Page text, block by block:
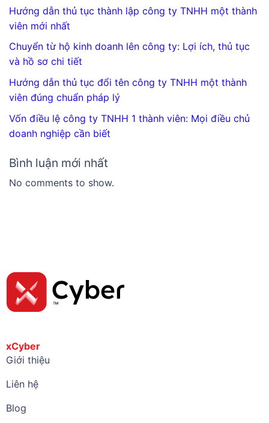
Hướng dẫn thủ tục thành lập công ty TNHH một thành
viên mới nhất
Chuyển từ hộ kinh doanh lên công ty: Lợi ích, thủ tục
và hồ sơ chi tiết
Hướng dẫn thủ tục đổi tên công ty TNHH một thành
viên đúng chuẩn pháp lý
Vốn điều lệ công ty TNHH 1 thành viên: Mọi điều chủ
doanh nghiệp cần biết
Bình luận mới nhất
No comments to show.
xCyber
Giới thiệu
Liên hệ
Blog